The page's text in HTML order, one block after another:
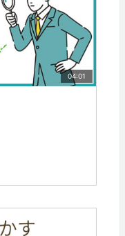
04:01